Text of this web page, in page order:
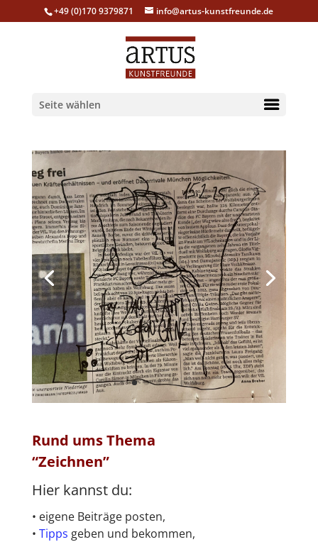
+49 (0)170 9379871 info@artus-kunstfreunde.de
Seite wählen
Rund ums Thema
“Zeichnen”Zeichnen?
Hier kannst du:
• eigene Beiträge posten,
• Tipps geben und bekommen,